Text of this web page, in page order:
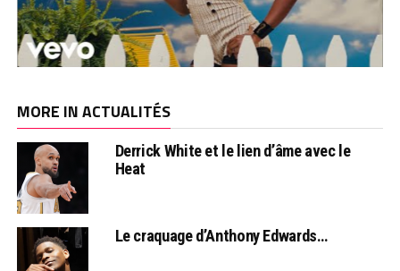
MORE IN ACTUALITÉS
Derrick White et le lien d’âme avec le
Heat
Le craquage d’Anthony Edwards…